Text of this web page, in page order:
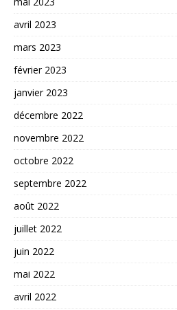
avril 2023
mars 2023
février 2023
janvier 2023
décembre 2022
novembre 2022
octobre 2022
septembre 2022
août 2022
juillet 2022
juin 2022
mai 2022
avril 2022